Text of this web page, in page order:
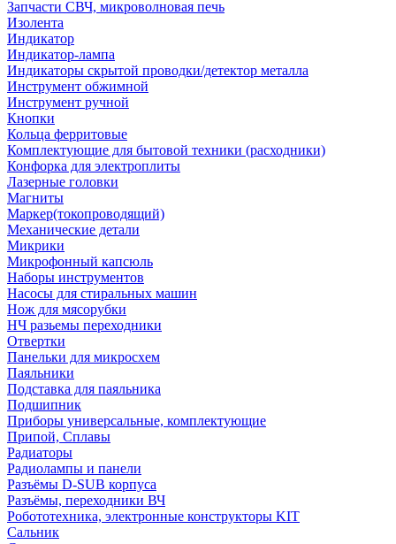
Запчасти СВЧ, микроволновая печь
Изолента
Индикатор
Индикатор-лампа
Индикаторы скрытой проводки/детектор металла
Инструмент обжимной
Инструмент ручной
Кнопки
Кольца ферритовые
Комплектующие для бытовой техники (расходники)
Конфорка для электроплиты
Лазерные головки
Магниты
Маркер(токопроводящий)
Механические детали
Микрики
Микрофонный капсюль
Наборы инструментов
Насосы для стиральных машин
Нож для мясорубки
НЧ разьемы переходники
Отвертки
Панельки для микросхем
Паяльники
Подставка для паяльника
Подшипник
Приборы универсальные, комплектующие
Припой, Сплавы
Радиаторы
Радиолампы и панели
Разъёмы D-SUB корпуса
Разъёмы, переходники ВЧ
Робототехника, электронные конструкторы KIT
Сальник